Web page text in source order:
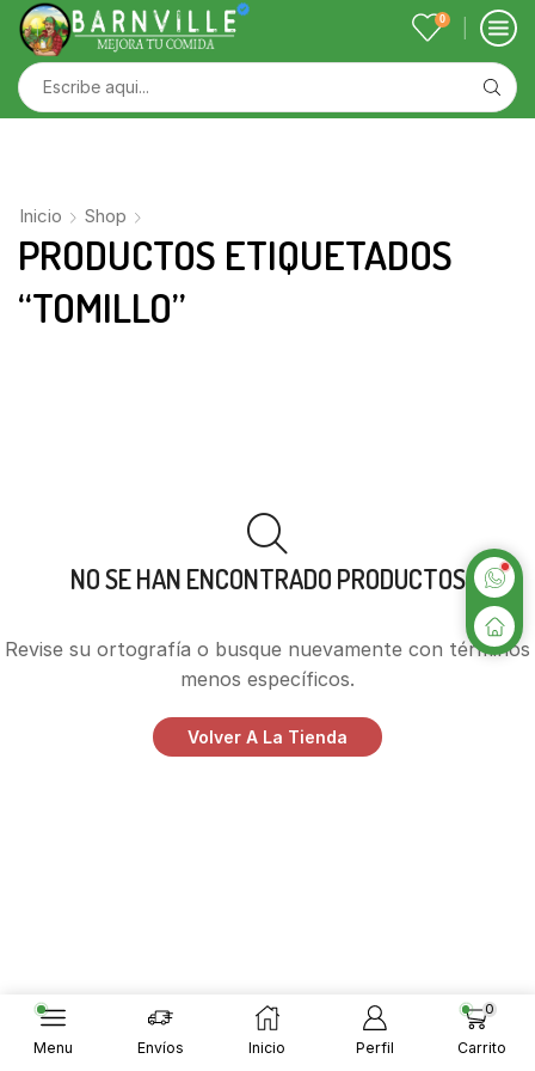
0
Inicio Shop
PRODUCTOS ETIQUETADOS
“TOMILLO”
NO SE HAN ENCONTRADO PRODUCTOS
Revise su ortografía o busque nuevamente con términos
menos específicos.
Volver A La Tienda
Menu Envíos Inicio Perfil
0
Carrito